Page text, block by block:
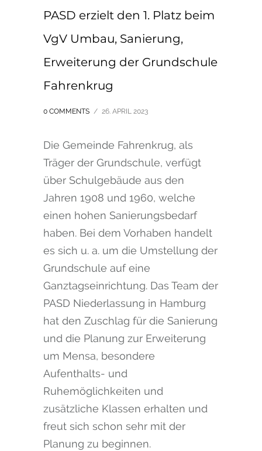
PASD erzielt den 1. Platz beim
VgV Umbau, Sanierung,
Erweiterung der Grundschule
Fahrenkrug
0 COMMENTS / 26. APRIL 2023
Die Gemeinde Fahrenkrug, als
Träger der Grundschule, verfügt
über Schulgebäude aus den
Jahren 1908 und 1960, welche
einen hohen Sanierungsbedarf
haben. Bei dem Vorhaben handelt
es sich u. a. um die Umstellung der
Grundschule auf eine
Ganztagseinrichtung. Das Team der
PASD Niederlassung in Hamburg
hat den Zuschlag für die Sanierung
und die Planung zur Erweiterung
um Mensa, besondere
Aufenthalts- und
Ruhemöglichkeiten und
zusätzliche Klassen erhalten und
freut sich schon sehr mit der
Planung zu beginnen.